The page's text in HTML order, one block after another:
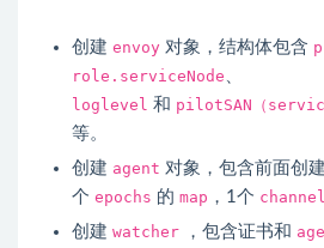
创建 envoy 对象，结构体包含
role.serviceNode
loglevel 和 pilotSAN（
等。
创建 agent 对象，包含前面创
个 epochs 的 map ，1个 channel
创建 watcher ，包含证书和